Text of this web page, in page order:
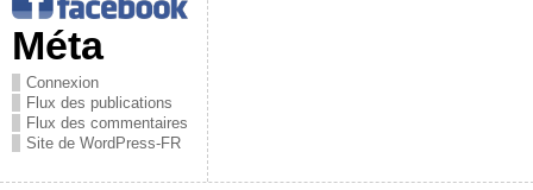
Méta
Connexion
Flux des publications
Flux des commentaires
Site de WordPress-FR